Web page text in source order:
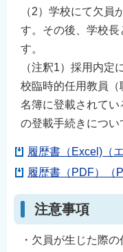
（2）学校にて欠員
す。その後、学校長
す。
（注釈1）採用内定
校臨時的任用教員（
名簿に登載されて
の登載手続きについ
履歴書（Excel)（
履歴書（PDF）（
注意事項
・欠員が生じた際